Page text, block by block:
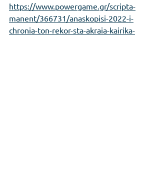
https://www.powergame.gr/scripta-
manent/366731/anaskopisi-2022-i-
chronia-ton-rekor-sta-akraia-kairika-